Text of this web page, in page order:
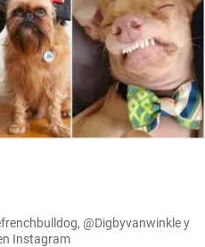
@Digbyvanwinkle y
Instagram